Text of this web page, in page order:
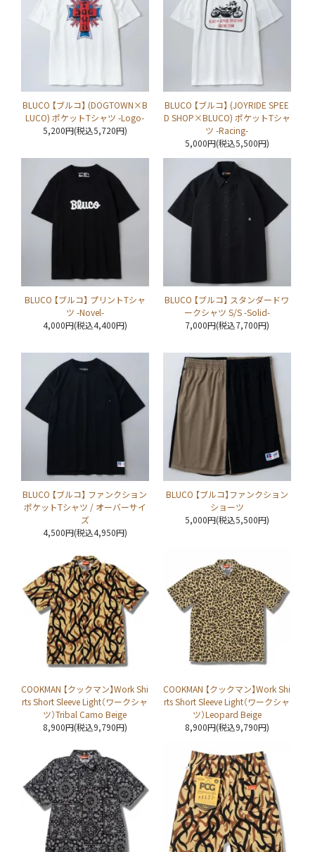
BLUCO 【ブルコ】 (DOGTOWN×B
LUCO) ポケットTシャツ -Logo-
5,200円(税込5,720円)
BLUCO 【ブルコ】 (JOYRIDE SPEE
D SHOP×BLUCO) ポケットTシャ
ツ -Racing-
5,000円(税込5,500円)
BLUCO 【ブルコ】 プリントTシャ
ツ -Novel-
4,000円(税込4,400円)
BLUCO 【ブルコ】 スタンダードワ
ークシャツ S/S -Solid-
7,000円(税込7,700円)
BLUCO 【ブルコ】 ファンクション
ポケットTシャツ / オーバーサイ
ズ
4,500円(税込4,950円)
BLUCO 【ブルコ】ファンクション
ショーツ
5,000円(税込5,500円)
COOKMAN 【クックマン】Work Shi
rts Short Sleeve Light（ワークシャ
ツ）Tribal Camo Beige
8,900円(税込9,790円)
COOKMAN 【クックマン】Work Shi
rts Short Sleeve Light（ワークシャ
ツ）Leopard Beige
8,900円(税込9,790円)